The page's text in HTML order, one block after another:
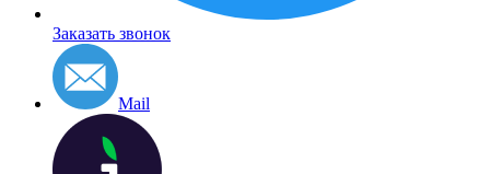
Заказать звонок
Mail